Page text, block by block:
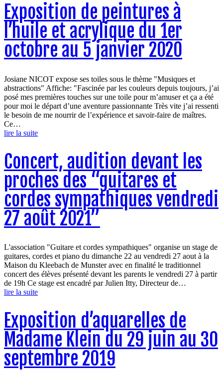
Exposition de peintures à
l’huile et acrylique du 1er
octobre au 5 janvier 2020
Josiane NICOT expose ses toiles sous le thème "Musiques et
abstractions" Affiche: "Fascinée par les couleurs depuis toujours, j’ai
posé mes premières touches sur une toile pour m’amuser et ça a été
pour moi le départ d’une aventure passionnante Très vite j’ai ressenti
le besoin de me nourrir de l’expérience et savoir-faire de maîtres.
Ce…
lire la suite
Concert, audition devant les
proches des “guitares et
cordes sympathiques vendredi
27 août 2021”
L'association "Guitare et cordes sympathiques" organise un stage de
guitares, cordes et piano du dimanche 22 au vendredi 27 aout à la
Maison du Kleebach de Munster avec en finalité le traditionnel
concert des élèves présenté devant les parents le vendredi 27 à partir
de 19h Ce stage est encadré par Julien Itty, Directeur de…
lire la suite
Exposition d’aquarelles de
Madame Klein du 29 juin au 30
septembre 2019